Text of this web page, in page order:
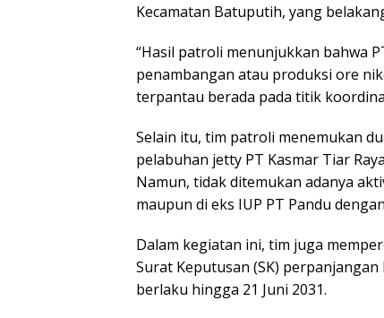
Kecamatan Batuputih, yang
“Hasil patroli menunjukkan bahwa
penambangan atau produksi ore
terpantau berada pada titik koordinat
Selain itu, tim patroli menemukan
pelabuhan jetty PT Kasmar Tiar Raya
Namun, tidak ditemukan adanya
maupun di eks IUP PT Pandu dengan
Dalam kegiatan ini, tim juga
Surat Keputusan (SK)
berlaku hingga 21 Juni 2031.